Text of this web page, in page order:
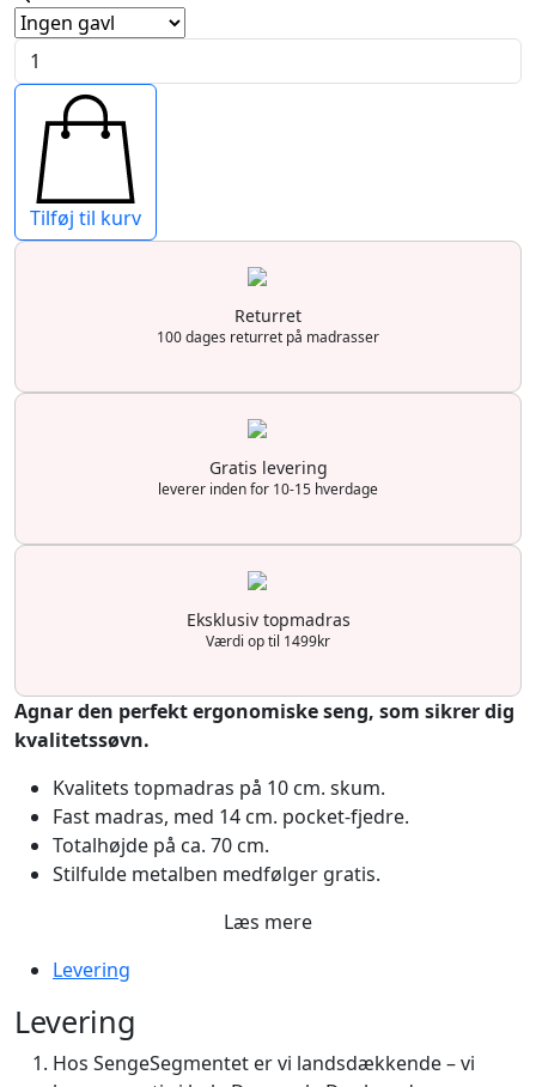
Agnar
kontinentalseng
Tilføj til kurv
Returret
100 dages returret på madrasser
Gratis levering
leverer inden for 10-15 hverdage
Eksklusiv topmadras
Værdi op til 1499kr
Agnar den perfekt ergonomiske seng, som sikrer dig
kvalitetssøvn.
Kvalitets topmadras på 10 cm. skum.
Fast madras, med 14 cm. pocket-fjedre.
Totalhøjde på ca. 70 cm.
Stilfulde metalben medfølger gratis.
Læs mere
Levering
Levering
Hos SengeSegmentet er vi landsdækkende – vi